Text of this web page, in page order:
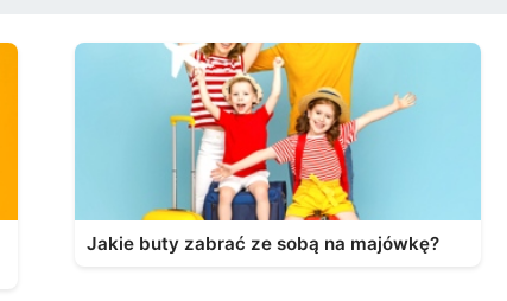
Jakie buty zabrać ze sobą na majówkę?